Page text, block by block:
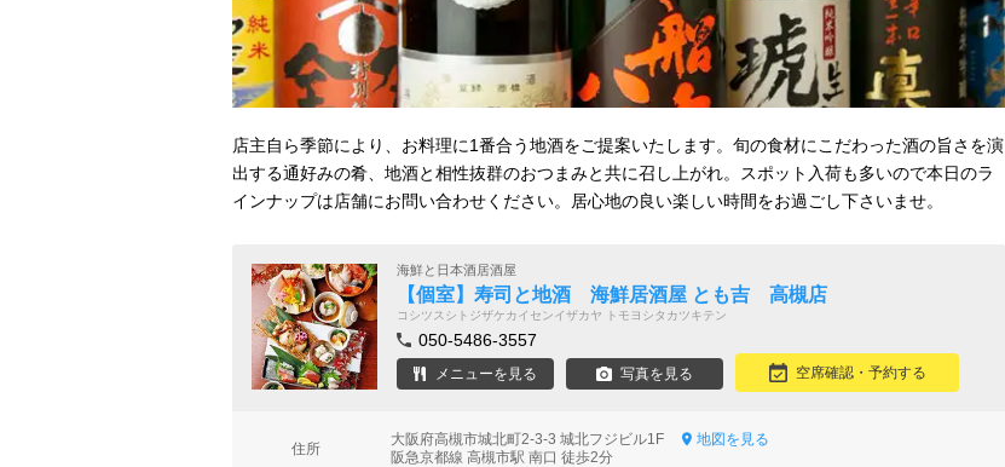
店主自ら季節により、お料理に1番合う地酒をご提案いたします。旬の食材にこだわった酒の旨さを演
出する通好みの肴、地酒と相性抜群のおつまみと共に召し上がれ。スポット入荷も多いので本日のラ
インナップは店舗にお問い合わせください。居心地の良い楽しい時間をお過ごし下さいませ。
海鮮と日本酒居酒屋
【個室】寿司と地酒 海鮮居酒屋 とも吉 高槻店
コシツスシトジザケカイセンイザカヤ トモヨシタカツキテン
050-5486-3557
メニューを見る 写真を見る 空席確認・予約する
住所
大阪府高槻市城北町2-3-3 城北フジビル1F
地図を見る
阪急京都線 高槻市駅 南口 徒歩2分